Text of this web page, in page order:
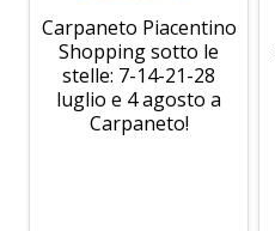
Carpaneto Piacentino
Shopping sotto le
stelle: 7-14-21-28
luglio e 4 agosto a
Carpaneto!